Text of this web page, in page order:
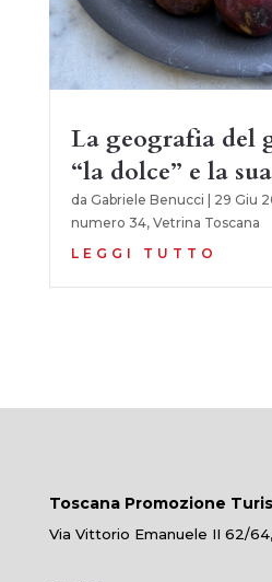
La geografia del
“la dolce” e la
da Gabriele Benucci 29 Giu
numero 34, Vetrina Toscana
LEGGI TUTTO
Toscana Promozione
Via Vittorio Emanuele II 62/